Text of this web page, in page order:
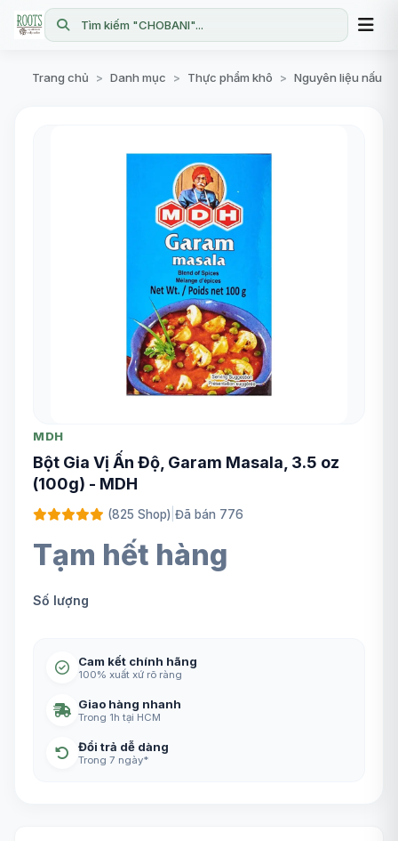
Tìm kiếm "CHOBANI"...
Trang chủ > Danh mục > Thực phẩm khô > Nguyên liệu nấu ăn
MDH
Bột Gia Vị Ấn Độ, Garam Masala, 3.5 oz
(100g) - MDH
(825 Shop) Đã bán 776
Tạm hết hàng
Số lượng
Cam kết chính hãng
100% xuất xứ rõ ràng
Giao hàng nhanh
Trong 1h tại HCM
Đổi trả dễ dàng
Trong 7 ngày*